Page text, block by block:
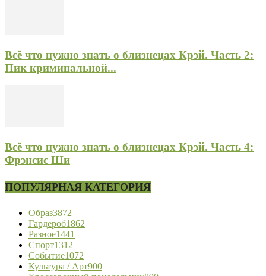
Всё что нужно знать о близнецах Крэй. Часть 2:
Пик криминальной...
Всё что нужно знать о близнецах Крэй. Часть 4:
Фрэнсис Ши
ПОПУЛЯРНАЯ КАТЕГОРИЯ
Образ3872
Гардероб1862
Разное1441
Спорт1312
Событие1072
Культура / Арт900